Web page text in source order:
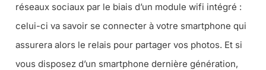
réseaux sociaux par le biais d’un module wifi intégré :
celui-ci va savoir se connecter à votre smartphone qui
assurera alors le relais pour partager vos photos. Et si
vous disposez d’un smartphone dernière génération,